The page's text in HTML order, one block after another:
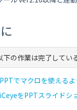
の作業は完了してい
でマクロを使えるよ
をPPTスライドシ